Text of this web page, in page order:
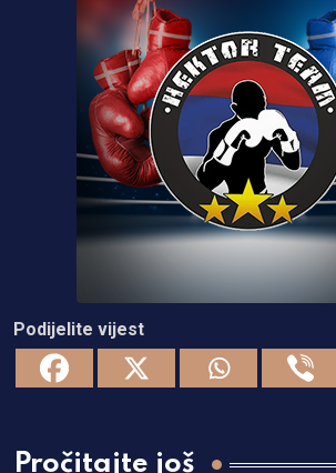
Podijelite vijest
Pročitajte još